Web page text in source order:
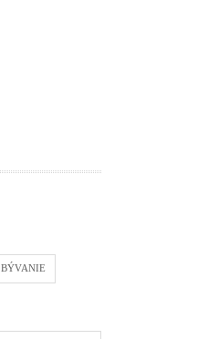
BÝVANIE